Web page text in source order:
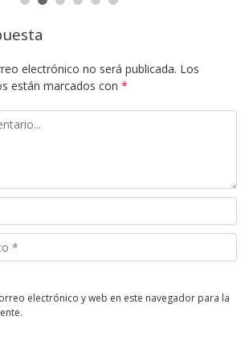
electrónico no será publicada. Los
están marcados con *